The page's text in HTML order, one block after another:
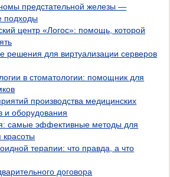
предстательной железы —
подходы
центр «Логос»: помощь, которой
решения для виртуализации серверов
в стоматологии: помощник для
производства медицинских
и оборудования
самые эффективные методы для
красоты
терапии: что правда, а что
договора